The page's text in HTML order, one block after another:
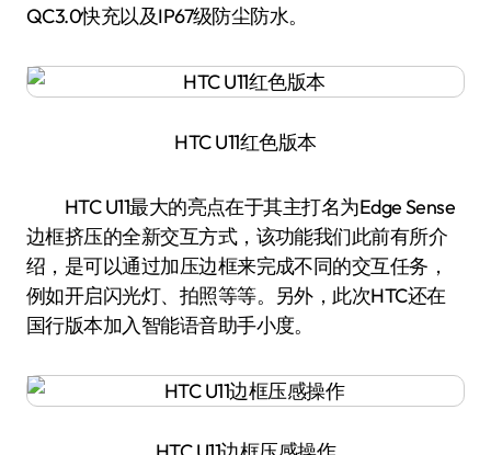
QC3.0快充以及IP67级防尘防水。
HTC U11红色版本
HTC U11最大的亮点在于其主打名为Edge Sense
边框挤压的全新交互方式，该功能我们此前有所介
绍，是可以通过加压边框来完成不同的交互任务，
例如开启闪光灯、拍照等等。另外，此次HTC还在
国行版本加入智能语音助手小度。